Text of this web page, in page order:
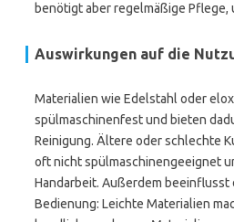
benötigt aber regelmäßige Pflege,
Auswirkungen auf die
Materialien wie Edelstahl oder
spülmaschinenfest und bieten
Reinigung. Ältere oder schlechte
oft nicht spülmaschinengeeignet
Handarbeit. Außerdem beeinflusst
Bedienung: Leichte Materialien